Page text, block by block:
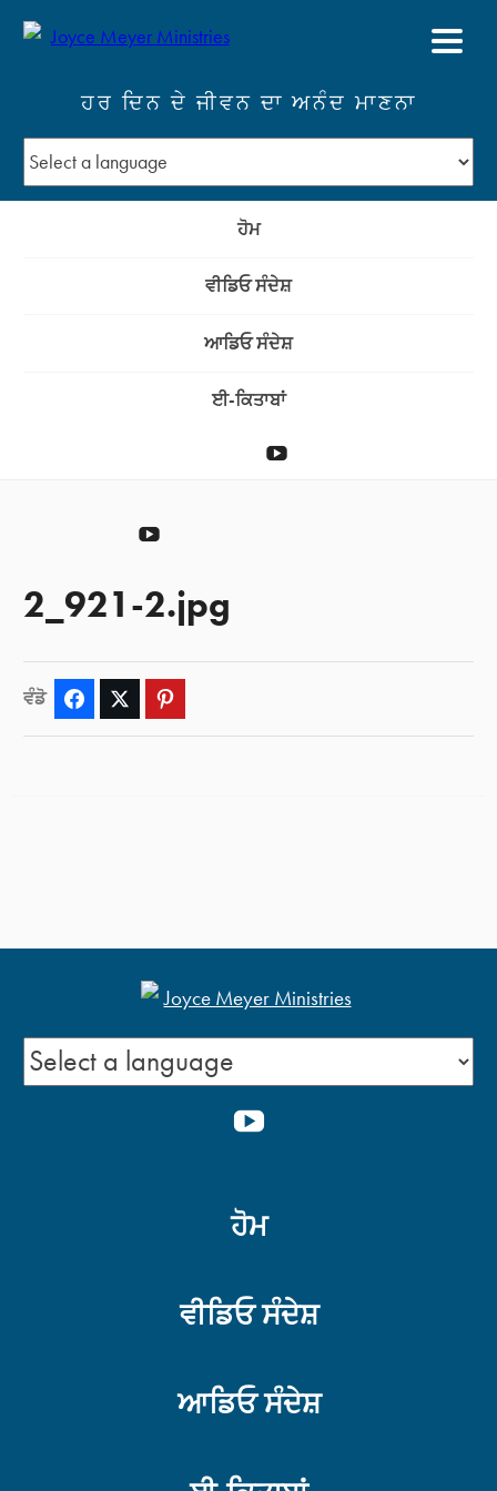
ਹਰ ਦਿਨ ਦੇ ਜੀਵਨ ਦਾ ਅਨੰਦ ਮਾਣਨਾ
ਹੋਮ
ਵੀਡਿਓ ਸੰਦੇਸ਼
ਆਡਿਓ ਸੰਦੇਸ਼
ਈ-ਕਿਤਾਬਾਂ
ਦਾਨ
YouTube
ਦਾਨ
2_921-2.jpg
ਵੰਡੋ Facebook Twitter
ਹੋਮ
ਵੀਡਿਓ ਸੰਦੇਸ਼
ਆਡਿਓ ਸੰਦੇਸ਼